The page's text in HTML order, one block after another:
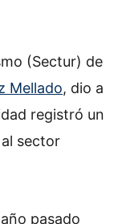
(Sectur) de
Mellado, dio a
registró un
sector
pasado